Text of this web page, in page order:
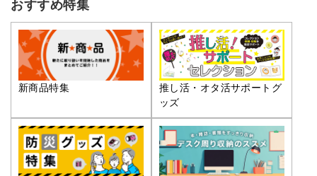
おすすめ特集
新商品特集
推し活・オタ活サポートグ
ッズ